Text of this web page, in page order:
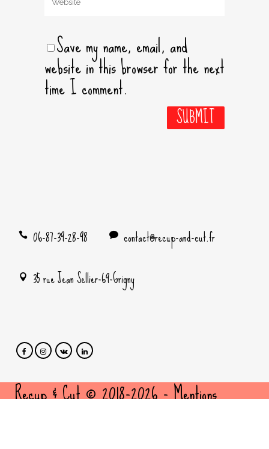
Save my name, email, and
website in this browser for the next
time I comment.
06-87-39-28-98
contact@recup-and-cut.fr
35 rue Jean Sellier-69-Grigny
Recup & Cut © 2018-2026 -Mentions